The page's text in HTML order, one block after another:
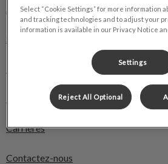
À propos
Services
Carrières
Contactez-nous
Select “Cookie Settings” for more information
and tracking technologies and to adjust your
information is available in our Privacy Notice
Settings
Reject All Optional